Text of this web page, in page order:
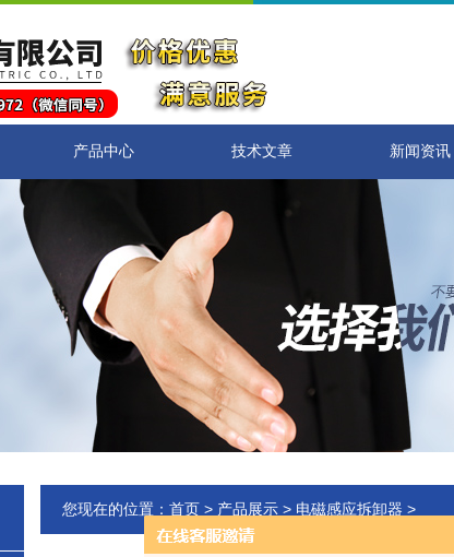
产品中心 技术文章 新闻资讯
您现在的位置： 首页 > 产品展示 > 电磁感应拆卸器 >